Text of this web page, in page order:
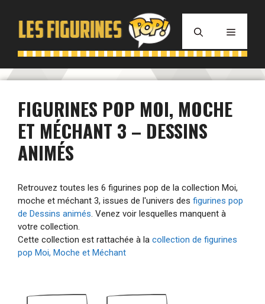
contenu
MENU
FIGURINES POP MOI, MOCHE
ET MÉCHANT 3 – DESSINS
ANIMÉS
Retrouvez toutes les 6 figurines pop de la collection Moi,
moche et méchant 3, issues de l'univers des figurines pop
de Dessins animés. Venez voir lesquelles manquent à
votre collection.
Cette collection est rattachée à la collection de figurines
pop Moi, Moche et Méchant